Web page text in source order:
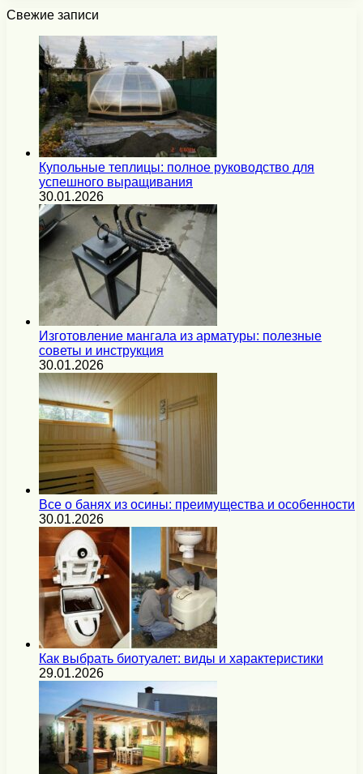
Свежие записи
Купольные теплицы: полное руководство для
успешного выращивания
30.01.2026
Изготовление мангала из арматуры: полезные
советы и инструкция
30.01.2026
Все о банях из осины: преимущества и особенности
30.01.2026
Как выбрать биотуалет: виды и характеристики
29.01.2026